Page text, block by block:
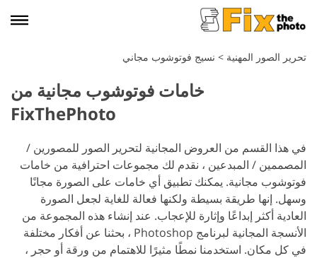
تحرير الصور المهنية > نسيج فوتوشوب مجاني
خامات فوتوشوب مجانية من
FixThePhoto
في هذا القسم من العروض المجانية لتحرير الصور للمصورين /
المصممين / المبدعين ، نقدم لك مجموعات احترافية من خامات
فوتوشوب مجانية. يمكنك تطبيق أي خامات على الصورة مجانًا
وسهل. إنها طريقة بسيطة ولكنها فعالة للغاية لجعل الصورة
العادية أكثر إبداعًا وإثارة للإعجاب. عند إنشاء هذه المجموعة من
الأنسجة المجانية لبرنامج Photoshop ، بحثنا عن أفكار مختلفة
في كل مكان. استخدمنا نمطًا مثيرًا للاهتمام من ورقة أو حجر ،